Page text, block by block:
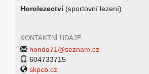
Horolezectví(sportovní lezení)
KONTAKTNÍ ÚDAJE
honda71@seznam.cz
604733715
skpcb.cz